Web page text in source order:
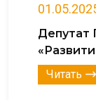
Депутат
Читать